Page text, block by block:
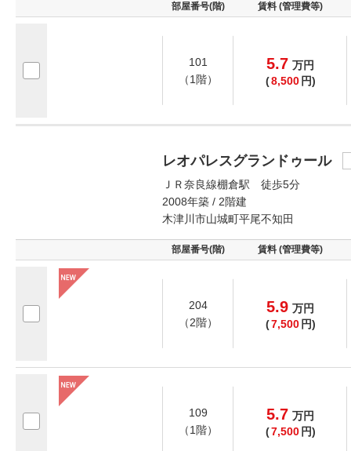
部屋番号(階) 賃料 (管理費等)
101
（1階）
5.7 万円
(8,500 円)
レオパレスグランドゥール
ＪＲ奈良線棚倉駅 徒歩5分
2008年築 / 2階建
木津川市山城町平尾不知田
部屋番号(階) 賃料 (管理費等)
204
（2階）
5.9 万円
(7,500 円)
109
（1階）
5.7 万円
(7,500 円)